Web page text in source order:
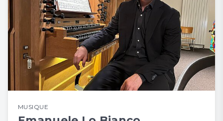
MUSIQUE